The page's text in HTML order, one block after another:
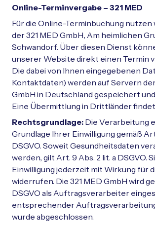
Online-Terminvergabe – 321 MED
Für die Online-Terminbuchung nutzen
der 321 MED GmbH, Am heimlichen
Schwandorf. Über diesen Dienst
unserer Website direkt einen Termin
Die dabei von Ihnen eingegebenen
Kontaktdaten) werden auf Servern der
GmbH in Deutschland gespeichert
Eine Übermittlung in Drittländer
Rechtsgrundlage: Die Verarbeitung
Grundlage Ihrer Einwilligung gemäß
DSGVO. Soweit Gesundheitsdaten
werden, gilt Art. 9 Abs. 2 lit. a DSGVO.
Einwilligung jederzeit mit Wirkung für
widerrufen. Die 321 MED GmbH wird
DSGVO als Auftragsverarbeiter
entsprechender
wurde abgeschlossen.